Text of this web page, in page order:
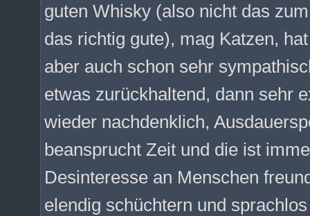
guten Whisky (also nicht das
das richtig gute), mag Katzen,
aber auch schon sehr
etwas zurückhaltend, dann sehr
wieder nachdenklich,
beansprucht Zeit und die ist
Desinteresse an Menschen
elendig schüchtern und